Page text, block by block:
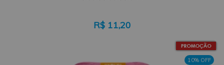
R$ 11,20
10% OFF